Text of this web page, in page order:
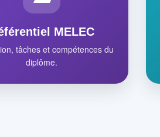
MELEC
tâches et compétences du
diplôme.